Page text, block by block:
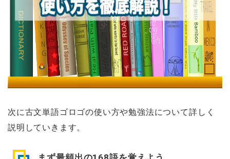
次に古文単語ゴロゴの使い方や勉強法について詳しく
説明していきます。